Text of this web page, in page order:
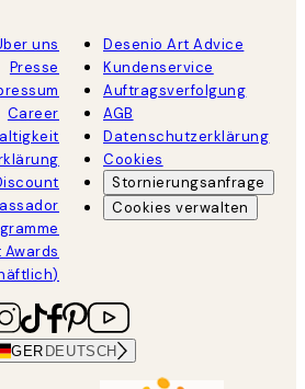
uns
Presse
Career
Awards
Desenio Art Advice
Kundenservice
Auftragsverfolgung
AGB
Datenschutzerklärung
Cookies
Stornierungsanfrage
Cookies verwalten
GER DEUTSCH